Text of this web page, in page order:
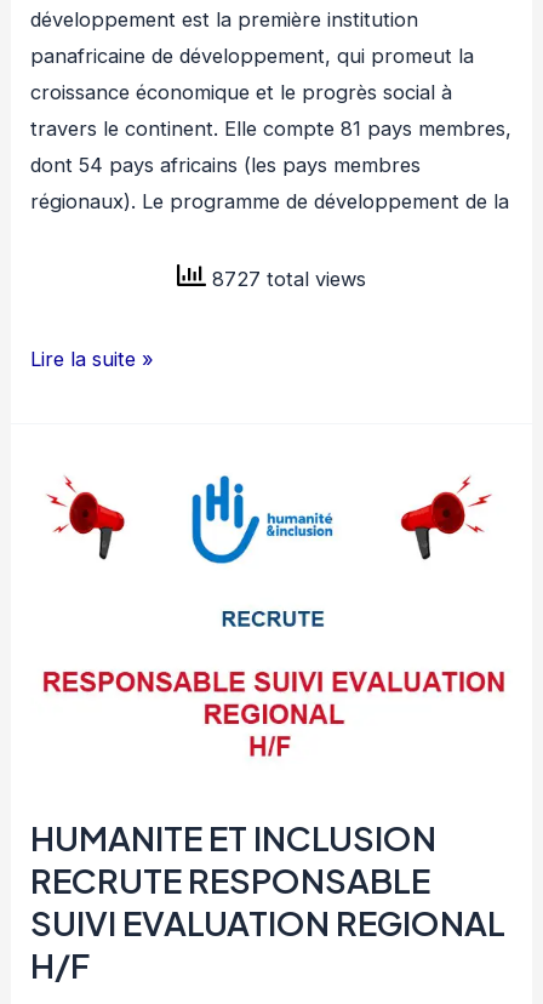
développement est la première institution
panafricaine de développement, qui promeut la
croissance économique et le progrès social à
travers le continent. Elle compte 81 pays membres,
dont 54 pays africains (les pays membres
régionaux). Le programme de développement de la
8727 total views
LA
STAGIAIRES
2025
Lire la suite »
HUMANITE ET INCLUSION
RECRUTE RESPONSABLE
SUIVI EVALUATION REGIONAL
H/F